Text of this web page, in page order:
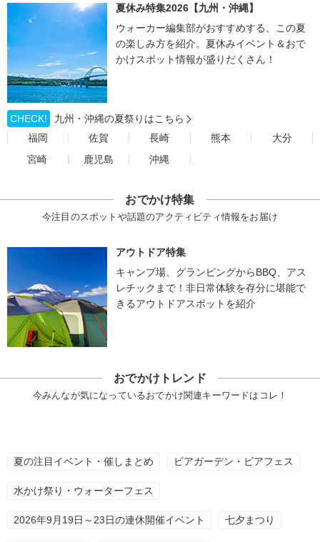
夏休み特集2026【九州・沖縄】
ウォーカー編集部がおすすめする、この夏
の楽しみ方を紹介。夏休みイベント＆おで
かけスポット情報が盛りだくさん！
CHECK!
九州・沖縄の夏祭りはこちら
福岡
佐賀 長崎 熊本
大分
宮崎
鹿児島 沖縄
おでかけ特集
今注目のスポットや話題のアクティビティ情報をお届け
アウトドア特集
キャンプ場、グランピングからBBQ、アス
レチックまで！非日常体験を存分に堪能で
きるアウトドアスポットを紹介
おでかけトレンド
今みんなが気になっているおでかけ関連キーワードはコレ！
夏の注目イベント・催しまとめ ビアガーデン・ビアフェス
水かけ祭り・ウォーターフェス
2026年9月19日～23日の連休開催イベント 七夕まつり